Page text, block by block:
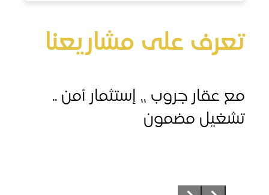
على مشاريعنا
جروب ،، إستثمار أمن ..
مضمون